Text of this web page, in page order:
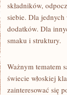
składników,
siebie. Dla
dodatków. Dla
smaku i struktury.
Ważnym tematem
świecie włoskiej
zainteresować się